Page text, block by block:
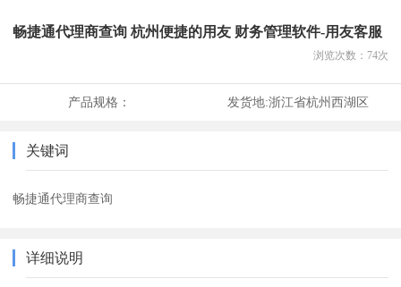
畅捷通代理商查询 杭州便捷的用友 财务管理软件-用友客服
浏览次数： 74次
产品规格： 发货地:浙江省杭州西湖区
关键词
畅捷通代理商查询
详细说明